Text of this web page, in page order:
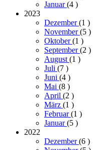
Januar(4 )
2023
Dezember(1 )
November(5 )
Oktober(1 )
September(2 )
August (1 )
Juli (7 )
Juni (4 )
Mai (8 )
April (2 )
März (1 )
Februar(1 )
Januar(5 )
2022
Dezember(6 )